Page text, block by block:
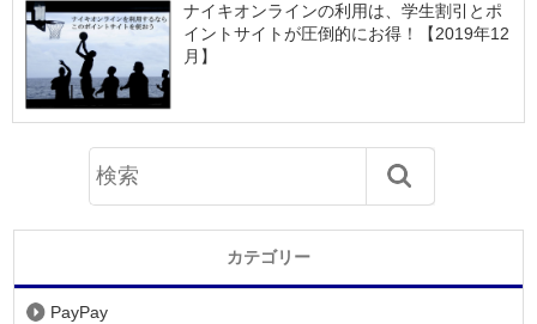
ナイキオンラインの利用は、学生割引とポ
イントサイトが圧倒的にお得！【2019年12
月】
カテゴリー
PayPay